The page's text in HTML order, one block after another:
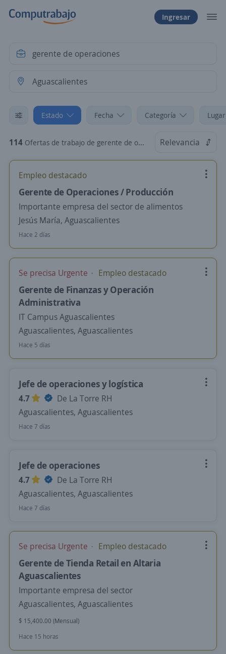
Ingresar
Estado Fecha Categoría
114 Ofertas de trabajo de gerente de operaciones en Aguascalientes Relevancia
Empleo destacado
Gerente de Operaciones / Producción
Importante empresa del sector de alimentos
Jesús María, Aguascalientes
Hace 2 días
Se precisa Urgente Empleo destacado
Gerente de Finanzas y Operación
Administrativa
IT Campus Aguascalientes
Aguascalientes, Aguascalientes
Hace 5 días
Jefe de operaciones y logística
4.7
De La Torre RH
Aguascalientes, Aguascalientes
Hace 7 días
Jefe de operaciones
4.7
De La Torre RH
Aguascalientes, Aguascalientes
Hace 7 días
Se precisa Urgente Empleo destacado
Gerente de Tienda Retail en Altaria
Aguascalientes
Importante empresa del sector
Aguascalientes, Aguascalientes
$ 15,400.00 (Mensual)
Hace 15 horas